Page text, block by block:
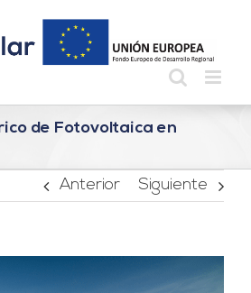
de Fotovoltaica en
Anterior Siguiente